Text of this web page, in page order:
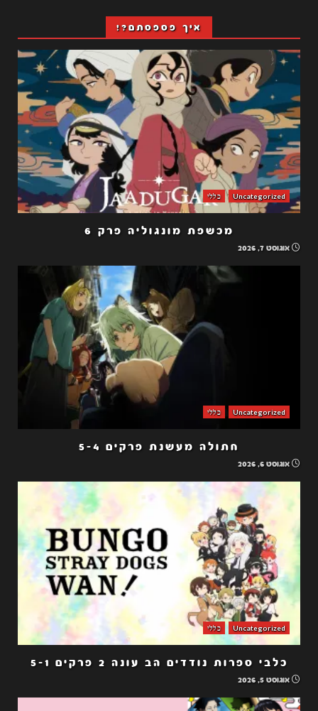
איך פספסתם?!
Uncategorized כללי
מכשפת מונגוליה פרק 6
אוגוסט 7, 2026
Uncategorized כללי
חתולה מעשנת פרקים 5-4
אוגוסט 6, 2026
Uncategorized כללי
כלבי ספרות נודדים הב עונה 2 פרקים 5-1
אוגוסט 5, 2026